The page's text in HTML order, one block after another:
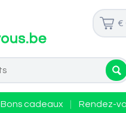
€
Bons cadeaux
Rendez-